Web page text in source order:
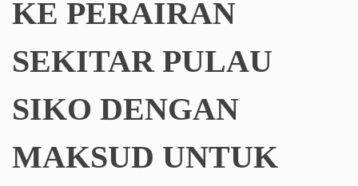
KE PERAIRAN
SEKITAR PULAU
SIKO DENGAN
MAKSUD UNTUK